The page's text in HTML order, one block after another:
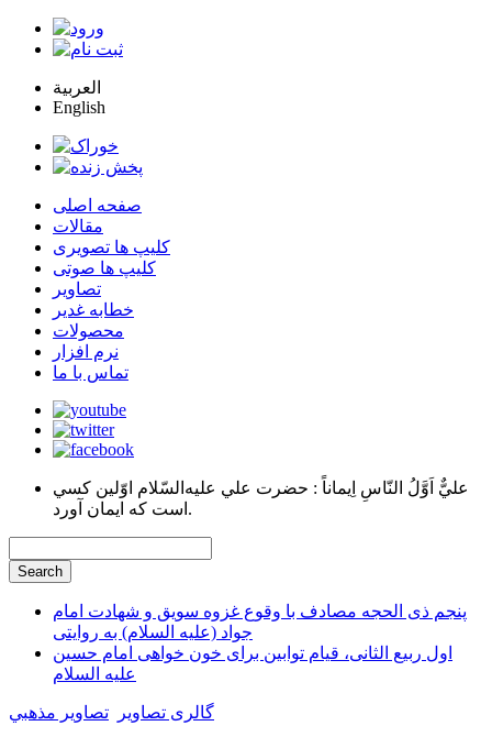
العربية
English
صفحه اصلی
مقالات
کلیپ ها تصویری
کلیپ ها صوتی
تصاویر
خطابه غدیر
محصولات
نرم افزار
تماس با ما
عليٌّ اَوَّلُ النّاسِ اِيماناً : حضرت علي عليه‌السّلام اوّلين كسي
است كه ايمان آورد.
پنجم ذی الحجه مصادف با وقوع غزوه سویق و شهادت امام
جواد (علیه السلام) به روایتی
اول ربیع الثانی، قیام توابین برای خون خواهی امام حسین
علیه السلام
گالری تصاویر
تصاوير مذهبي